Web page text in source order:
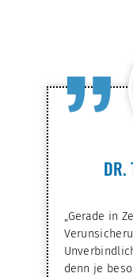
”DR.
„Gerade in
denn je